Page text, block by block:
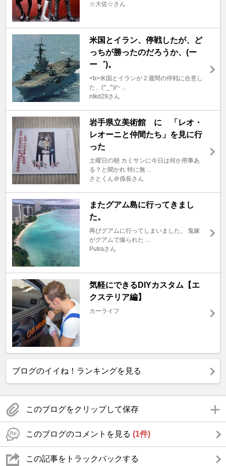
☆大佐☆さん
米国とイラン、停戦したが、ど
っちが勝ったのだろうか、(ー
ー゛)。
<b>米国とイランが２週間の停戦に合意し
た、(^_^)/~ ...
ntkd29さん
岩手県立美術館 に 「レオ・
レオーニと仲間たち」を見に行
った
土曜日の朝 カミサンに今日は何か用事あ
る？と聞かれ 特に無 ...
さとくん＠係長さん
またグアム島に行ってきまし
た。
再びグアムに行ってしまいました。 鬼嫁
がグアムで撮られた ...
Putraさん
気軽にできるDIYカスタム【エ
クステリア編】
カーライフ
ブログのイイね！ランキングを見る
このブログをクリップして保存
このブログのコメントを見る (1件)
この記事をトラックバックする